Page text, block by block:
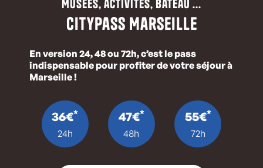
Musées, activités, bateau ...
CityPass Marseille
En version 24, 48 ou 72h, c’est le pass
indispensable pour profiter de votre séjour à
Marseille !
36€*
24h
47€*
48h
55€*
72h